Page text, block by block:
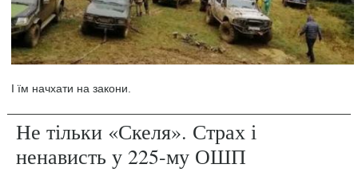
І їм начхати на закони.
Не тільки «Скеля». Страх і
ненависть у 225-му ОШП